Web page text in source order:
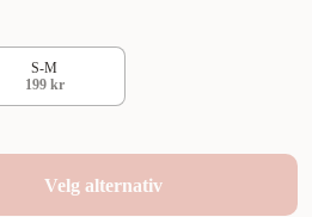
S-M
199 kr
Velg alternativ